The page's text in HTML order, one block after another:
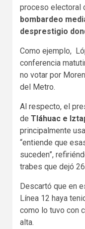
proceso electoral
bombardeo
desprestigio
Como ejemplo,
conferencia
no votar por
del Metro.
Al respecto, el
de Tláhuac e
principalmente
“entiende que
suceden”,
trabes que dejó
Descartó que en
Línea 12 haya
como lo tuvo con
alta.